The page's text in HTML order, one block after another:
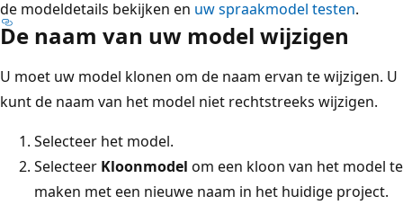
de modeldetails bekijken en uw spraakmodel testen.
De naam van uw model wijzigen
U moet uw model klonen om de naam ervan te wijzigen. U
kunt de naam van het model niet rechtstreeks wijzigen.
Selecteer het model.
Selecteer Kloonmodel om een kloon van het model te
maken met een nieuwe naam in het huidige project.